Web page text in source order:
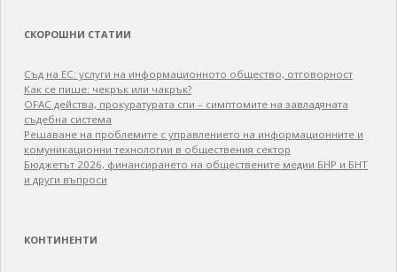
СКОРОШНИ СТАТИИ
Съд на ЕС: услуги на информационното общество, отговорност
Как се пише: чекрък или чакрък?
OFAC действа, прокуратурата спи – симптомите на завладяната
съдебна система
Решаване на проблемите с управлението на информационните и
комуникационни технологии в обществения сектор
Бюджетът 2026, финансирането на обществените медии БНР и БНТ
и други въпроси
КОНТИНЕНТИ